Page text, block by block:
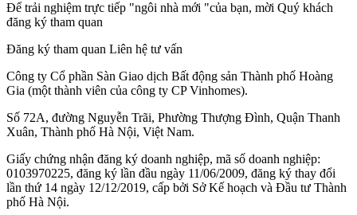
Để trải nghiệm trực tiếp "ngôi nhà mới "của bạn, mời Quý khách
đăng ký tham quan
Đăng ký tham quan Liên hệ tư vấn
Công ty Cổ phần Sàn Giao dịch Bất động sản Thành phố Hoàng
Gia (một thành viên của công ty CP Vinhomes).
Số 72A, đường Nguyễn Trãi, Phường Thượng Đình, Quận Thanh
Xuân, Thành phố Hà Nội, Việt Nam.
Giấy chứng nhận đăng ký doanh nghiệp, mã số doanh nghiệp:
0103970225, đăng ký lần đầu ngày 11/06/2009, đăng ký thay đổi
lần thứ 14 ngày 12/12/2019, cấp bởi Sở Kế hoạch và Đầu tư Thành
phố Hà Nội.